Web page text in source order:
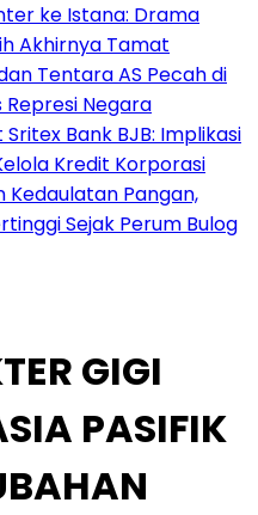
ke Istana: Drama
Akhirnya Tamat
Tentara AS Pecah di
Represi Negara
Bank BJB: Implikasi
Kredit Korporasi
Kedaulatan Pangan,
Sejak Perum Bulog
GIGI
PASIFIK